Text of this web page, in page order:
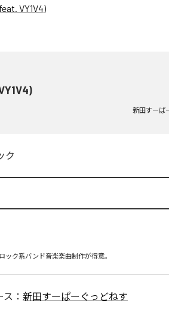
VY1V4)
新田すーぱ
ク
ク系バンド音楽楽曲制作が得意。
： 新田すーぱーぐっどねす